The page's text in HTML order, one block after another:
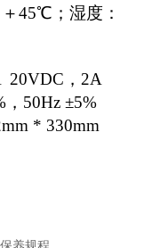
45℃；湿度：
20VDC ， 2A
， 50Hz±5%
mm * 330mm